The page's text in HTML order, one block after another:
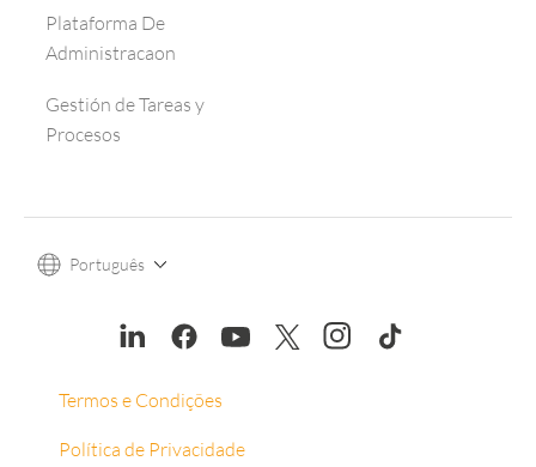
Plataforma De
Administracaon
Gestión de Tareas y
Procesos
Português
Termos e Condições
Política de Privacidade